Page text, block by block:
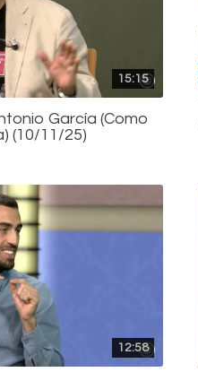
15:15
García (Como
(10/11/25)
12:58